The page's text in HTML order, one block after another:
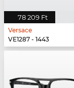
78 209 Ft
Versace
VE1287 - 1443